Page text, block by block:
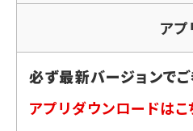
アプ
必ず最新バージョンで
アプリダウンロードは